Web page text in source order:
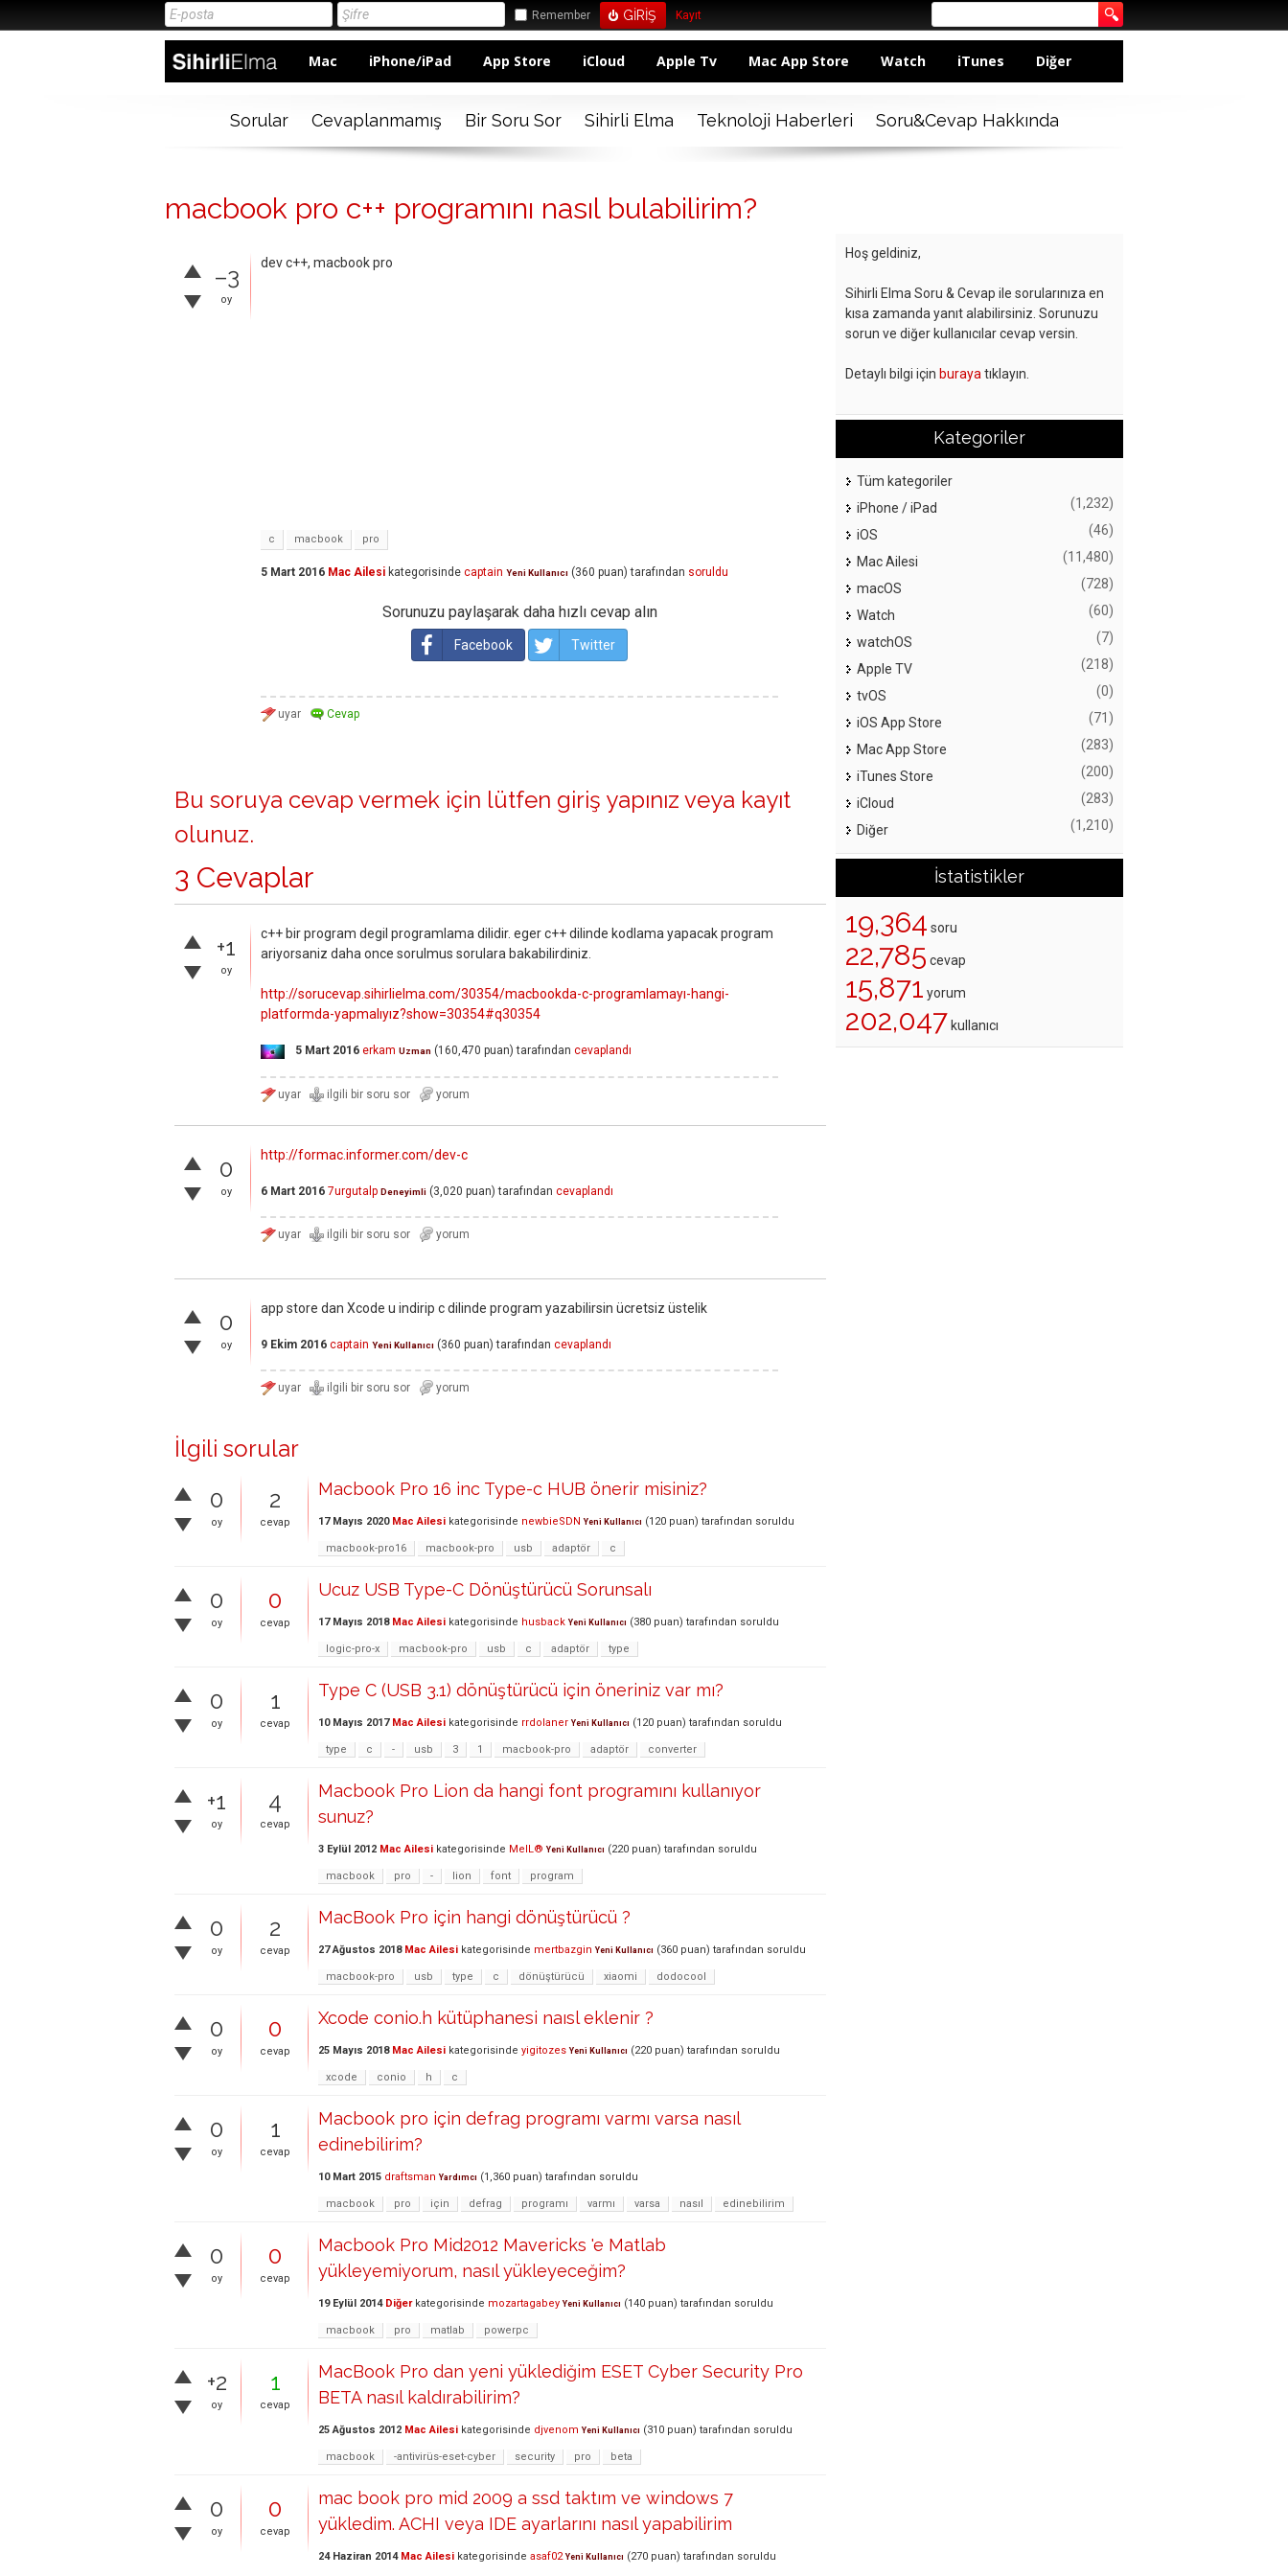
Remember Kayıt
Mac iPhone/iPad App Store iCloud Apple Tv Mac App Store Watch iTunes Diğer
Sorular Cevaplanmamış Bir Soru Sor Sihirli Elma Teknoloji Haberleri Soru&Cevap Hakkında
macbook pro c++ programını nasıl bulabilirim?
–3
oy
dev c++, macbook pro
c macbook pro
5 Mart 2016 Mac Ailesi kategorisinde captain Yeni Kullanıcı (360 puan) tarafından soruldu
Sorunuzu paylaşarak daha hızlı cevap alın
Facebook Twitter
Bu soruya cevap vermek için lütfen giriş yapınız veya kayıt
olunuz.
3 Cevaplar
+1
oy
c++ bir program degil programlama dilidir. eger c++ dilinde kodlama yapacak program
ariyorsaniz daha once sorulmus sorulara bakabilirdiniz.
http://sorucevap.sihirlielma.com/30354/macbookda-c-programlamayı-hangi-
platformda-yapmalıyız?show=30354#q30354
5 Mart 2016 erkam Uzman (160,470 puan) tarafından cevaplandı
0
oy
http://formac.informer.com/dev-c
6 Mart 2016 7urgutalp Deneyimli (3,020 puan) tarafından cevaplandı
0
oy
app store dan Xcode u indirip c dilinde program yazabilirsin ücretsiz üstelik
9 Ekim 2016 captain Yeni Kullanıcı (360 puan) tarafından cevaplandı
İlgili sorular
0
oy
2
cevap
Macbook Pro 16 inc Type-c HUB önerir misiniz?
17 Mayıs 2020 Mac Ailesi kategorisinde newbieSDN Yeni Kullanıcı (120 puan) tarafından soruldu
macbook-pro16 macbook-pro usb adaptör c
0
oy
0
cevap
Ucuz USB Type-C Dönüştürücü Sorunsalı
17 Mayıs 2018 Mac Ailesi kategorisinde husback Yeni Kullanıcı (380 puan) tarafından soruldu
logic-pro-x macbook-pro usb c adaptör type
0
oy
1
cevap
Type C (USB 3.1) dönüştürücü için öneriniz var mı?
10 Mayıs 2017 Mac Ailesi kategorisinde rrdolaner Yeni Kullanıcı (120 puan) tarafından soruldu
type c - usb 3 1 macbook-pro adaptör converter
+1
oy
4
cevap
Macbook Pro Lion da hangi font programını kullanıyor
sunuz?
3 Eylül 2012 Mac Ailesi kategorisinde MelL® Yeni Kullanıcı (220 puan) tarafından soruldu
macbook pro - lion font program
0
oy
2
cevap
MacBook Pro için hangi dönüştürücü ?
27 Ağustos 2018 Mac Ailesi kategorisinde mertbazgin Yeni Kullanıcı (360 puan) tarafından soruldu
macbook-pro usb type c dönüştürücü xiaomi dodocool
0
oy
0
cevap
Xcode conio.h kütüphanesi naısl eklenir ?
25 Mayıs 2018 Mac Ailesi kategorisinde yigitozes Yeni Kullanıcı (220 puan) tarafından soruldu
xcode conio h c
0
oy
1
cevap
Macbook pro için defrag programı varmı varsa nasıl
edinebilirim?
10 Mart 2015 draftsman Yardımcı (1,360 puan) tarafından soruldu
macbook pro için defrag programı varmı varsa nasıl edinebilirim
0
oy
0
cevap
Macbook Pro Mid2012 Mavericks 'e Matlab
yükleyemiyorum, nasıl yükleyeceğim?
19 Eylül 2014 Diğerkategorisinde mozartagabey Yeni Kullanıcı (140 puan) tarafından soruldu
macbook pro matlab powerpc
+2
oy
1
cevap
MacBook Pro dan yeni yüklediğim ESET Cyber Security Pro
BETA nasıl kaldırabilirim?
25 Ağustos 2012 Mac Ailesi kategorisinde djvenom Yeni Kullanıcı (310 puan) tarafından soruldu
macbook -antivirüs-eset-cyber security pro beta
0
oy
0
cevap
mac book pro mid 2009 a ssd taktım ve windows 7
yükledim. ACHI veya IDE ayarlarını nasıl yapabilirim
24 Haziran 2014 Mac Ailesi kategorisinde asaf02 Yeni Kullanıcı (270 puan) tarafından soruldu
Hoş geldiniz,
Sihirli Elma Soru & Cevap ile sorularınıza en
kısa zamanda yanıt alabilirsiniz. Sorunuzu
sorun ve diğer kullanıcılar cevap versin.
Detaylı bilgi için buraya tıklayın.
Kategoriler
Tüm kategoriler
iPhone / iPad
(1,232)
iOS (46)
Mac Ailesi (11,480)
macOS (728)
Watch (60)
watchOS (7)
Apple TV (218)
tvOS (0)
iOS App Store (71)
Mac App Store (283)
iTunes Store (200)
iCloud (283)
Diğer (1,210)
İstatistikler
19,364 soru
22,785 cevap
15,871 yorum
202,047 kullanıcı